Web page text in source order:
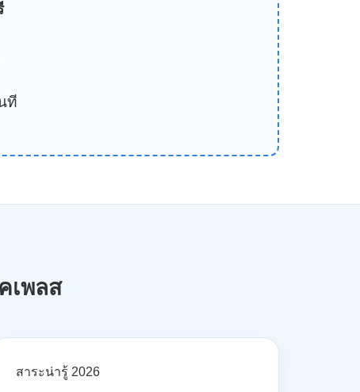
ที
เพลส
สาระน่ารู้ 2026